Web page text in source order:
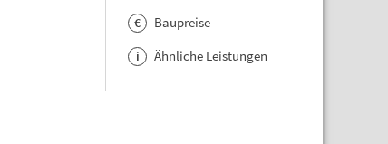
€ Baupreise
i Ähnliche Leistungen